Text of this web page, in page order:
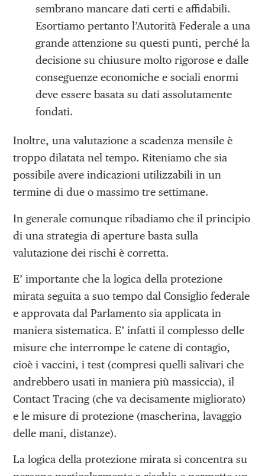
sembrano mancare dati certi e affidabili.
Esortiamo pertanto l’Autorità Federale a una
grande attenzione su questi punti, perché la
decisione su chiusure molto rigorose e dalle
conseguenze economiche e sociali enormi
deve essere basata su dati assolutamente
fondati.
Inoltre, una valutazione a scadenza mensile è
troppo dilatata nel tempo. Riteniamo che sia
possibile avere indicazioni utilizzabili in un
termine di due o massimo tre settimane.
In generale comunque ribadiamo che il principio
di una strategia di aperture basta sulla
valutazione dei rischi è corretta.
E’ importante che la logica della protezione
mirata seguita a suo tempo dal Consiglio federale
e approvata dal Parlamento sia applicata in
maniera sistematica. E’ infatti il complesso delle
misure che interrompe le catene di contagio,
cioè i vaccini, i test (compresi quelli salivari che
andrebbero usati in maniera più massiccia), il
Contact Tracing (che va decisamente migliorato)
e le misure di protezione (mascherina, lavaggio
delle mani, distanze).
La logica della protezione mirata si concentra su